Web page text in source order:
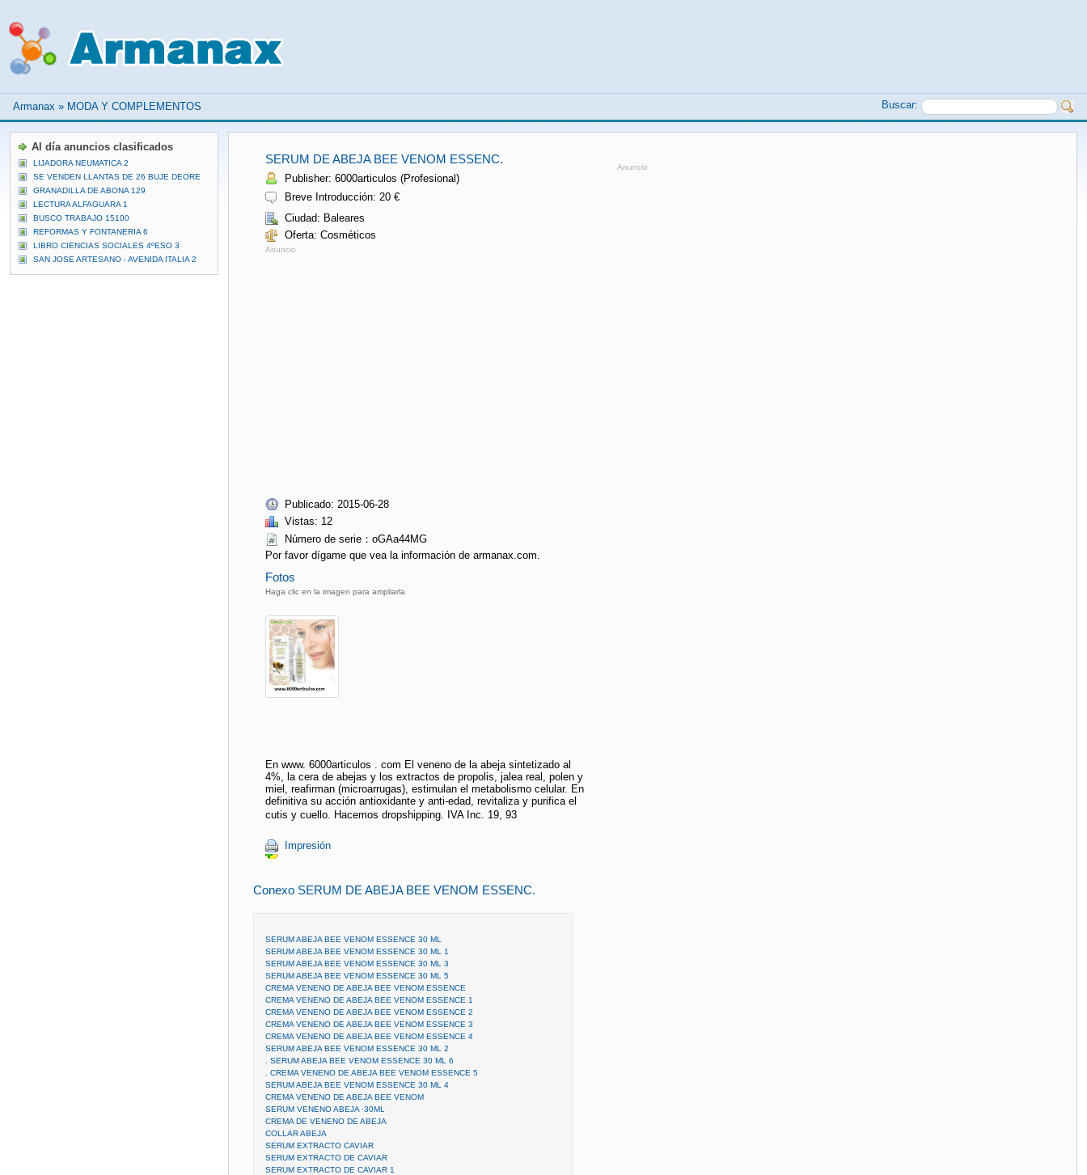
Armanax » MODA Y COMPLEMENTOS Buscar:
SERUM DE ABEJA BEE VENOM ESSENC.
Publisher: 6000articulos (Profesional)
Breve Introducción: 20 €
Ciudad: Baleares
Oferta: Cosméticos
Anuncio
Publicado: 2015-06-28
Vistas: 12
Número de serie：oGAa44MG
Por favor dígame que vea la información de armanax.com.
Fotos
Haga clic en la imagen para ampliarla
En www. 6000articulos . com El veneno de la abeja sintetizado al
4%, la cera de abejas y los extractos de propolis, jalea real, polen y
miel, reafirman (microarrugas), estimulan el metabolismo celular. En
definitiva su acción antioxidante y anti-edad, revitaliza y purifica el
cutis y cuello. Hacemos dropshipping. IVA Inc. 19, 93 
Impresión
Anuncio
Conexo SERUM DE ABEJA BEE VENOM ESSENC.
SERUM ABEJA BEE VENOM ESSENCE 30 ML
SERUM ABEJA BEE VENOM ESSENCE 30 ML 1
SERUM ABEJA BEE VENOM ESSENCE 30 ML 3
SERUM ABEJA BEE VENOM ESSENCE 30 ML 5
CREMA VENENO DE ABEJA BEE VENOM ESSENCE
CREMA VENENO DE ABEJA BEE VENOM ESSENCE 1
CREMA VENENO DE ABEJA BEE VENOM ESSENCE 2
CREMA VENENO DE ABEJA BEE VENOM ESSENCE 3
CREMA VENENO DE ABEJA BEE VENOM ESSENCE 4
SERUM ABEJA BEE VENOM ESSENCE 30 ML 2
. SERUM ABEJA BEE VENOM ESSENCE 30 ML 6
. CREMA VENENO DE ABEJA BEE VENOM ESSENCE 5
SERUM ABEJA BEE VENOM ESSENCE 30 ML 4
CREMA VENENO DE ABEJA BEE VENOM
SERUM VENENO ABEJA ·30ML
CREMA DE VENENO DE ABEJA
COLLAR ABEJA
SERUM EXTRACTO CAVIAR
SERUM EXTRACTO DE CAVIAR
SERUM EXTRACTO DE CAVIAR 1
Al día anuncios clasificados
LIJADORA NEUMATICA 2
SE VENDEN LLANTAS DE 26 BUJE DEORE
GRANADILLA DE ABONA 129
LECTURA ALFAGUARA 1
BUSCO TRABAJO 15100
REFORMAS Y FONTANERIA 6
LIBRO CIENCIAS SOCIALES 4ºESO 3
SAN JOSE ARTESANO - AVENIDA ITALIA 2